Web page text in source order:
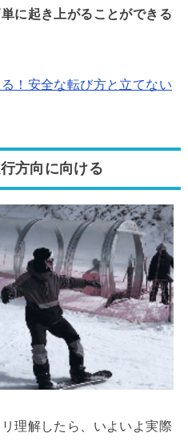
に起き上がることができる
！安全な転び方と立てない
方向に向ける
理解したら、いよいよ実際